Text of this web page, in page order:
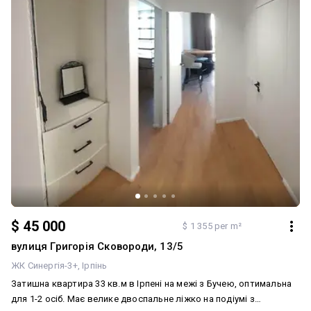
будівельників. Комфорт: Панорамні вікна
$ 45 000 $ 1 355 per m²
вулиця Григорія Сковороди, 13/5
ЖК Синергія-3+ Ірпінь
Затишна квартира 33 кв.м в Ірпені на межі з Бучею, оптимальна
для 1-2 осіб. Має велике двоспальне ліжко на подіумі з